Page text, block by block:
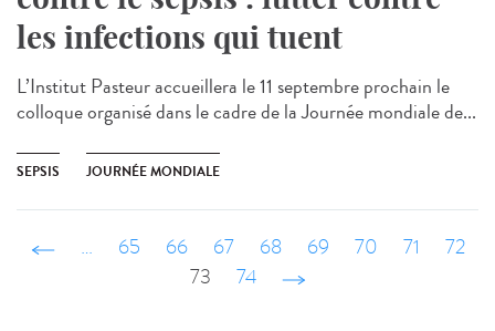
les infections qui tuent
L’Institut Pasteur accueillera le 11 septembre prochain le
colloque organisé dans le cadre de la Journée mondiale de...
SEPSIS JOURNÉE MONDIALE
‹ précédent
… 65 66 67 68 69 70 71
72
73
74 suivant ›